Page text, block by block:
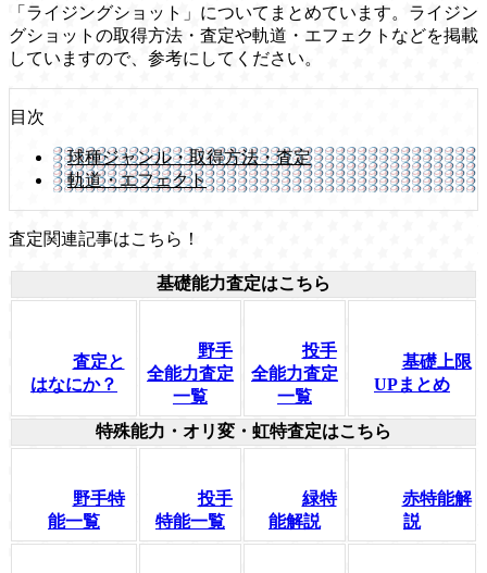
「ライジングショット」についてまとめています。ライジン
グショットの取得方法・査定や軌道・エフェクトなどを掲載
していますので、参考にしてください。
目次
球種ジャンル・取得方法・査定
軌道・エフェクト
査定関連記事はこちら！
基礎能力査定はこちら
査定と
はなにか？
野手
全能力査定
一覧
投手
全能力査定
一覧
基礎上限
UPまとめ
特殊能力・オリ変・虹特査定はこちら
野手特
能一覧
投手
特能一覧
緑特
能解説
赤特能解
説